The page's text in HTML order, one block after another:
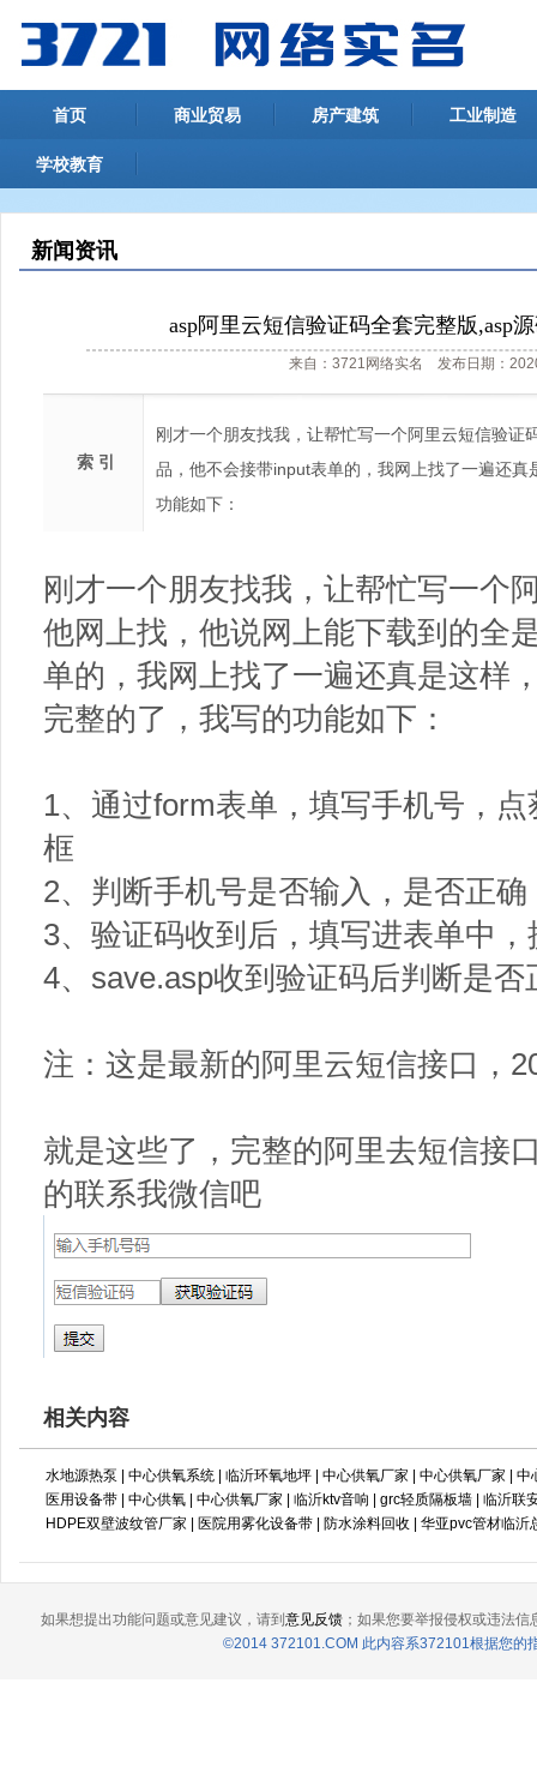
首页 商业贸易 房产建筑 工业制造
学校教育
新闻资讯
asp阿里云短信验证码全套完整版,asp
来自：3721网络实名 发布日期：
索 引
刚才一个朋友找我，让帮忙写一个阿里云短信验
品，他不会接带input表单的，我网上找了一遍还
功能如下：
刚才一个朋友找我，让帮忙写一个
他网上找，他说网上能下载到的全
单的，我网上找了一遍还真是这样
完整的了，我写的功能如下：
1、通过form表单，填写手机号，
框
2、判断手机号是否输入，是否正确
3、验证码收到后，填写进表单中
4、save.asp收到验证码后判断是否
注：这是最新的阿里云短信接口，
就是这些了，完整的阿里去短信接
的联系我微信吧
相关内容
水地源热泵 中心供氧系统| 临沂环氧地坪| 中心供氧厂家 中心供氧厂家
中
医用设备带| 中心供氧| 中心供氧厂家 临沂ktv音响 grc轻质隔板墙| 临沂联
HDPE双壁波纹管厂家
医院用雾化设备带| 防水涂料回收 华亚pvc管材临沂
如果想提出功能问题或意见建议，请到 意见反馈 ；如果您要举报侵权或违法信
©2014 372101.COM 此内容系372101根据您的